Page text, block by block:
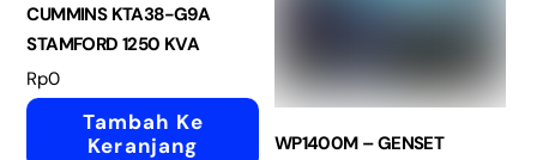
CUMMINS KTA38-G9A
STAMFORD 1250 KVA
Rp0
Tambah Ke
Keranjang
WP1400M – GENSET